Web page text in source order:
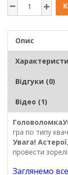
Опис
Відгуки (0)
Відео (1)
Головоломка
гра по типу
Увага!
провести
Заглянемо